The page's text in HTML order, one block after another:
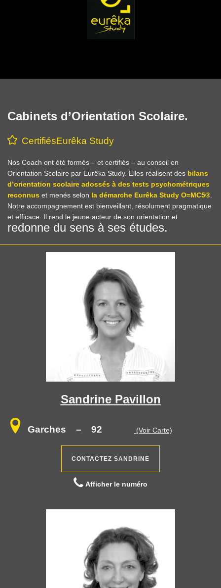
Cabinets d’Orientation Scolaire.
CertifiésEurêka Study
Nos Coach ont été formés – et certifiés – au conseil en
Orientation Scolaire par Eurêka Study. Elles réalisent des bilans
d’orientation scolaire adossés à des tests psychométriques
reconnus et menés selon la démarche Eurêka Study O=MC5®.
Notre accompagnement est bienveillant, résolument pragmatique
et efficace. Il rend le jeune acteur de son orientation et
redonne du sens à ses études.
Sandrine Pavillon
Garches – 92 (Voir Carte)
CONTACTEZ SANDRINE
Afficher le numéro